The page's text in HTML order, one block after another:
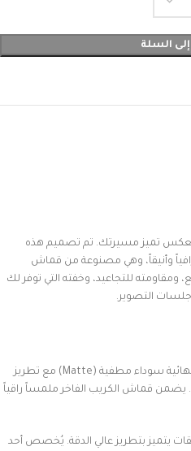
السلة
يعكس تميز مسيرتك. تم تصميم هذه
وأنيقاً، وهي مصنوعة من قماش
ومقاومته للتجاعيد، وخفته التي توفر لك
التصوير.
مصمم بلمسة نهائية سوداء مطفية (Matte) مع تطريز
يضمن قماش الكريب الفاخر ملمساً راقياً
يتميز بتطريز عالي الدقة. يُخصص أحد